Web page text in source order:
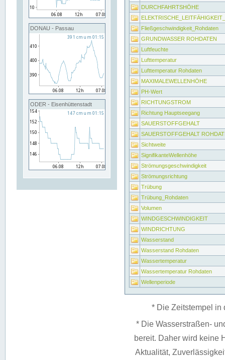
DONAU - Passau
ODER - Eisenhüttenstadt
DURCHFAHRTSHÖHE
Fließgeschwindigkeit_Rohdaten
GRUNDWASSER ROHDATEN
Luftfeuchte
Lufttemperatur
Lufttemperatur Rohdaten
MAXIMALEWELLENHÖHE
PH-Wert
RICHTUNGSTROM
Richtung Hauptseegang
SAUERSTOFFGEHALT
SAUERSTOFFGEHALT
Sichtweite
SignifikanteWellenhöhe
Strömungsgeschwindigkeit
Strömungsrichtung
Trübung
Trübung_Rohdaten
Volumen
WINDGESCHWINDIGKEIT
WINDRICHTUNG
Wasserstand
Wasserstand Rohdaten
Wassertemperatur
Wassertemperatur Rohdaten
Wellenperiode
* Die Zeitstempel in
* Die Wasserstraßen-
bereit. Daher wird keine
Aktualität,